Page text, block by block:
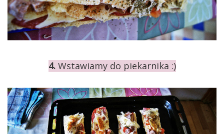
4. Wstawiamy do piekarnika :)